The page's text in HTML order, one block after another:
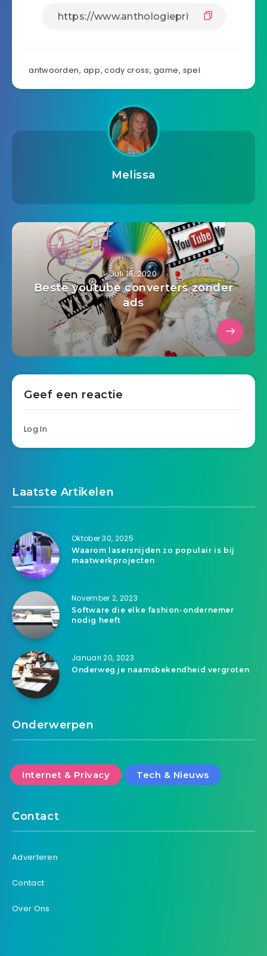
antwoorden, app,cody cross,game, spel
Melissa
Juli 19, 2020
Beste youtube converters zonder
ads
Geef een reactie
Log In
Laatste Artikelen
Oktober 30, 2025
Waarom lasersnijden zo populair is bij
maatwerkprojecten
November 2, 2023
Software die elke fashion-ondernemer
nodig heeft
Januari 20, 2023
Onderweg je naamsbekendheid vergroten
Onderwerpen
Internet & Privacy Tech & Nieuws
Contact
Adverteren
Contact
Over Ons